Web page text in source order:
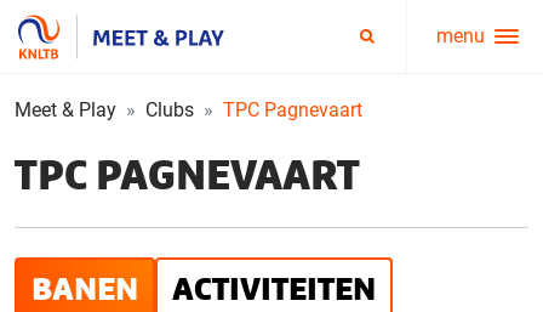
Service
menu
menu
Meet & Play Clubs TPC Pagnevaart
TPC PAGNEVAART
BANEN ACTIVITEITEN